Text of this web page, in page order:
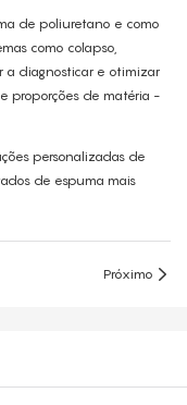
de poliuretano e como
como colapso,
a diagnosticar e otimizar
proporções de matéria -
personalizadas de
de espuma mais
Próximo